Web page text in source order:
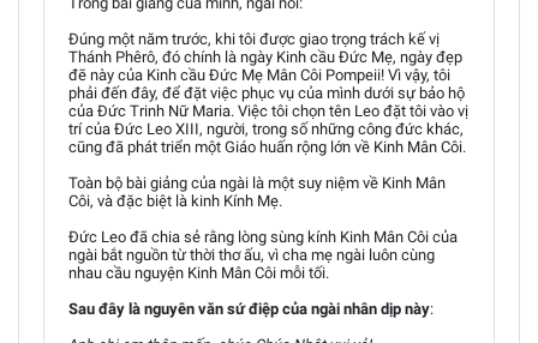
Đúng một năm trước, khi tôi được giao trọng trách kế vị
Thánh Phêrô, đó chính là ngày Kinh cầu Đức Mẹ, ngày đẹp
đẽ này của Kinh cầu Đức Mẹ Mân Côi Pompeii! Vì vậy, tôi
phải đến đây, để đặt việc phục vụ của mình dưới sự bảo hộ
của Đức Trinh Nữ Maria. Việc tôi chọn tên Leo đặt tôi vào vị
trí của Đức Leo XIII, người, trong số những công đức khác,
cũng đã phát triển một Giáo huấn rộng lớn về Kinh Mân Côi.
Toàn bộ bài giảng của ngài là một suy niệm về Kinh Mân
Côi, và đặc biệt là kinh Kính Mẹ.
Đức Leo đã chia sẻ rằng lòng sùng kính Kinh Mân Côi của
ngài bắt nguồn từ thời thơ ấu, vì cha mẹ ngài luôn cùng
nhau cầu nguyện Kinh Mân Côi mỗi tối.
Sau đây là nguyên văn sứ điệp của ngài nhân dịp này: